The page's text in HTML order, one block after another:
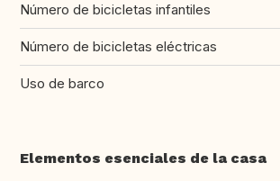
Número de bicicletas infantiles
Número de bicicletas eléctricas
Uso de barco
Elementos esenciales de la casa